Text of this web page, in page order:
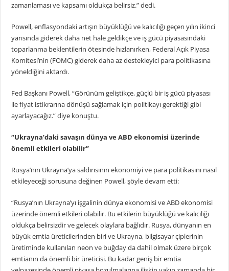
zamanlaması ve kapsamı oldukça belirsiz.” dedi.
Powell, enflasyondaki artışın büyüklüğü ve kalıcılığı geçen yılın ikinci
yarısında giderek daha net hale geldikçe ve iş gücü piyasasındaki
toparlanma beklentilerin ötesinde hızlanırken, Federal Açık Piyasa
Komitesi’nin (FOMC) giderek daha az destekleyici para politikasına
yöneldiğini aktardı.
Fed Başkanı Powell, “Görünüm geliştikçe, güçlü bir iş gücü piyasası
ile fiyat istikrarına dönüşü sağlamak için politikayı gerektiği gibi
ayarlayacağız.” diye konuştu.
“Ukrayna’daki savaşın dünya ve ABD ekonomisi üzerinde
önemli etkileri olabilir”
Rusya’nın Ukrayna’ya saldırısının ekonomiyi ve para politikasını nasıl
etkileyeceği sorusuna değinen Powell, şöyle devam etti:
“Rusya’nın Ukrayna’yı işgalinin dünya ekonomisi ve ABD ekonomisi
üzerinde önemli etkileri olabilir. Bu etkilerin büyüklüğü ve kalıcılığı
oldukça belirsizdir ve gelecek olaylara bağlıdır. Rusya, dünyanın en
büyük emtia üreticilerinden biri ve Ukrayna, bilgisayar çiplerinin
üretiminde kullanılan neon ve buğday da dahil olmak üzere birçok
emtianın da önemli bir üreticisi. Bu kadar geniş bir emtia